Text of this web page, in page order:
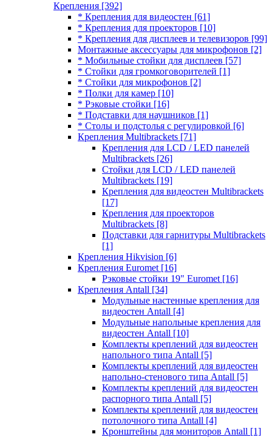
Крепления [392]
* Крепления для видеостен [61]
* Крепления для проекторов [10]
* Крепления для дисплеев и телевизоров [99]
Монтажные аксессуары для микрофонов [2]
* Мобильные стойки для дисплеев [57]
* Стойки для громкоговорителей [1]
* Стойки для микрофонов [2]
* Полки для камер [10]
* Рэковые стойки [16]
* Подставки для наушников [1]
* Столы и подстолья с регулировкой [6]
Крепления Multibrackets [71]
Крепления для LCD / LED панелей
Multibrackets [26]
Стойки для LCD / LED панелей
Multibrackets [19]
Крепления для видеостен Multibrackets
[17]
Крепления для проекторов
Multibrackets [8]
Подставки для гарнитуры Multibrackets
[1]
Крепления Hikvision [6]
Крепления Euromet [16]
Рэковые стойки 19" Euromet [16]
Крепления Antall [34]
Модульные настенные крепления для
видеостен Antall [4]
Модульные напольные крепления для
видеостен Antall [10]
Комплекты креплений для видеостен
напольного типа Antall [5]
Комплекты креплений для видеостен
напольно-стенового типа Antall [5]
Комплекты креплений для видеостен
распорного типа Antall [5]
Комплекты креплений для видеостен
потолочного типа Antall [4]
Кронштейны для мониторов Antall [1]